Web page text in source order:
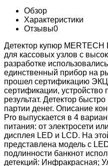
Обзор
Характеристики
Отзывы0
Детектор купюр MERTECH
для кассовых узлов с
разработке
единственный прибор на
прошел сертификацию
сертификации,
результат. Детектор
партии денег. Описание
Pro выпускается в 4
питания: от электросети
дисплея LED и LCD. На
представлена модель с
подлинности банкнот
детекций: Инфракрасная;